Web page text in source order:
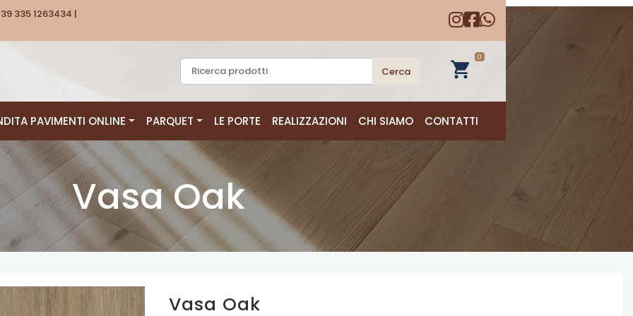
335 1263434 |
Cerca shopping_cart
0
PAVIMENTI ONLINE PARQUET LE PORTE REALIZZAZIONI CHI SIAMO CONTATTI
Vasa Oak
Vasa Oak